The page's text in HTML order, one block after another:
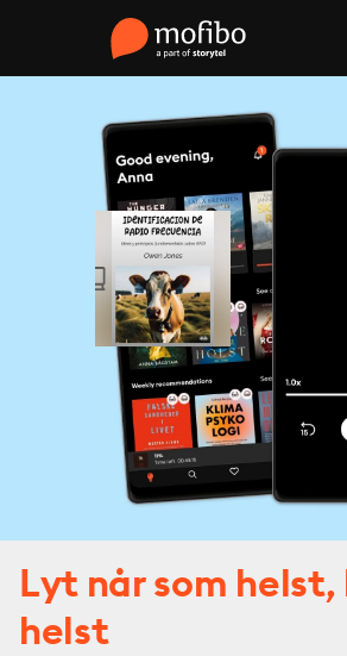
Lyt når som helst,
helst